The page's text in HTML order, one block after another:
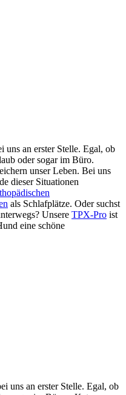
uns an erster Stelle. Egal, ob
oder sogar im Büro.
unser Leben. Bei uns
dieser Situationen
als Schlafplätze. Oder suchst
Unsere TPX-Pro ist
eine schöne
uns an erster Stelle. Egal, ob